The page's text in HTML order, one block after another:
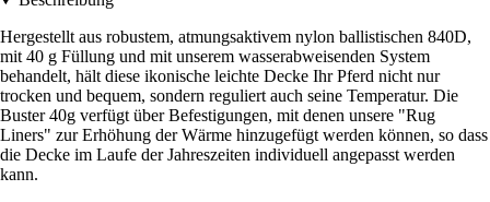
Hergestellt aus robustem, atmungsaktivem nylon ballistischen 840D,
mit 40 g Füllung und mit unserem wasserabweisenden System
behandelt, hält diese ikonische leichte Decke Ihr Pferd nicht nur
trocken und bequem, sondern reguliert auch seine Temperatur. Die
Buster 40g verfügt über Befestigungen, mit denen unsere "Rug
Liners" zur Erhöhung der Wärme hinzugefügt werden können, so dass
die Decke im Laufe der Jahreszeiten individuell angepasst werden
kann.